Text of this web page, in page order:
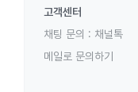
고객센터
채팅 문의 : 채널톡
메일로 문의하기